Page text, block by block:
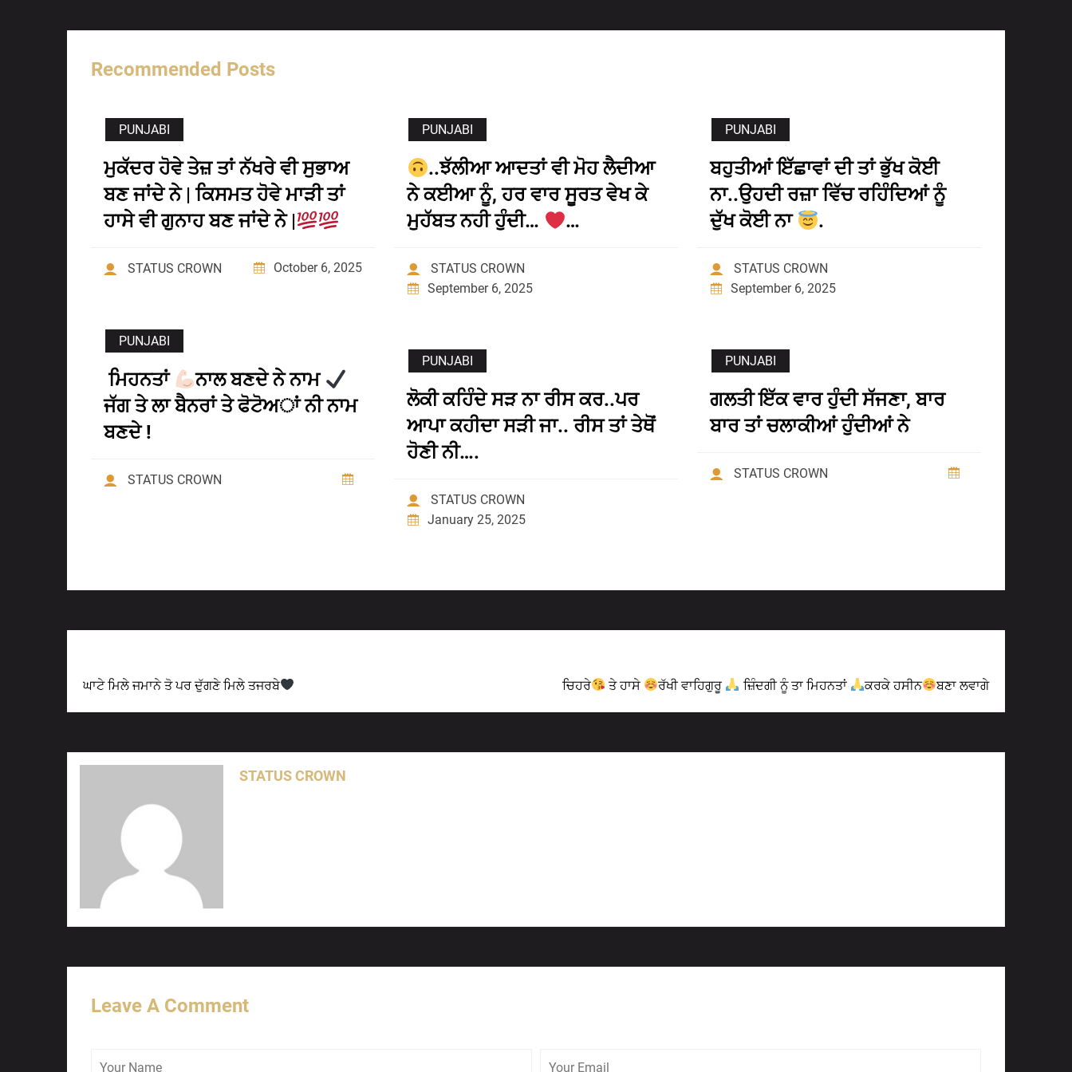
Recommended Posts
PUNJABI
ਮੁਕੱਦਰ ਹੋਵੇ ਤੇਜ਼ ਤਾਂ ਨੱਖਰੇ ਵੀ ਸੁਭਾਅ
ਬਣ ਜਾਂਦੇ ਨੇ | ਕਿਸਮਤ ਹੋਵੇ ਮਾੜੀ ਤਾਂ
ਹਾਸੇ ਵੀ ਗੁਨਾਹ ਬਣ ਜਾਂਦੇ ਨੇ |
STATUS CROWN October 6, 2025
PUNJABI
..ਝੱਲੀਆ ਆਦਤਾਂ ਵੀ ਮੋਹ ਲੈਦੀਆ
ਨੇ ਕਈਆ ਨੂੰ, ਹਰ ਵਾਰ ਸੂਰਤ ਵੇਖ ਕੇ
ਮੁਹੱਬਤ ਨਹੀ ਹੁੰਦੀ…
…
STATUS CROWN
September 6, 2025
PUNJABI
ਬਹੁਤੀਆਂ ਇੱਛਾਵਾਂ ਦੀ ਤਾਂ ਭੁੱਖ ਕੋਈ
ਨਾ..ਉਹਦੀ ਰਜ਼ਾ ਵਿੱਚ ਰਹਿੰਦਿਆਂ ਨੂੰ
ਦੁੱਖ ਕੋਈ ਨਾ
.
STATUS CROWN
September 6, 2025
PUNJABI
ਮਿਹਨਤਾਂ
ਨਾਲ ਬਣਦੇ ਨੇ ਨਾਮ
ਜੱਗ ਤੇ ਲਾ ਬੈਨਰਾਂ ਤੇ ਫੋਟੋਅਾਂ ਨੀ ਨਾਮ
ਬਣਦੇ !
STATUS CROWN
PUNJABI
ਲੋਕੀ ਕਹਿੰਦੇ ਸੜ ਨਾ ਰੀਸ ਕਰ..ਪਰ
ਆਪਾ ਕਹੀਦਾ ਸੜੀ ਜਾ.. ਰੀਸ ਤਾਂ ਤੇਥੋਂ
ਹੋਣੀ ਨੀ….
STATUS CROWN
January 25, 2025
PUNJABI
ਗਲਤੀ ਇੱਕ ਵਾਰ ਹੁੰਦੀ ਸੱਜਣਾ, ਬਾਰ
ਬਾਰ ਤਾਂ ਚਲਾਕੀਆਂ ਹੁੰਦੀਆਂ ਨੇ
STATUS CROWN
ਘਾਟੇ ਮਿਲੇ ਜਮਾਨੇ ਤੋ ਪਰ ਦੁੱਗਣੇ ਮਿਲੇ ਤਜਰਬੇ ਚਿਹਰੇ ਤੇ ਹਾਸੇ ਰੱਖੀ ਵਾਹਿਗੁਰੂ ਜ਼ਿੰਦਗੀ ਨੂੰ ਤਾ ਮਿਹਨਤਾਂ ਕਰਕੇ ਹਸੀਨ ਬਣਾ ਲਵਾਗੇ
STATUS CROWN
Leave A Comment